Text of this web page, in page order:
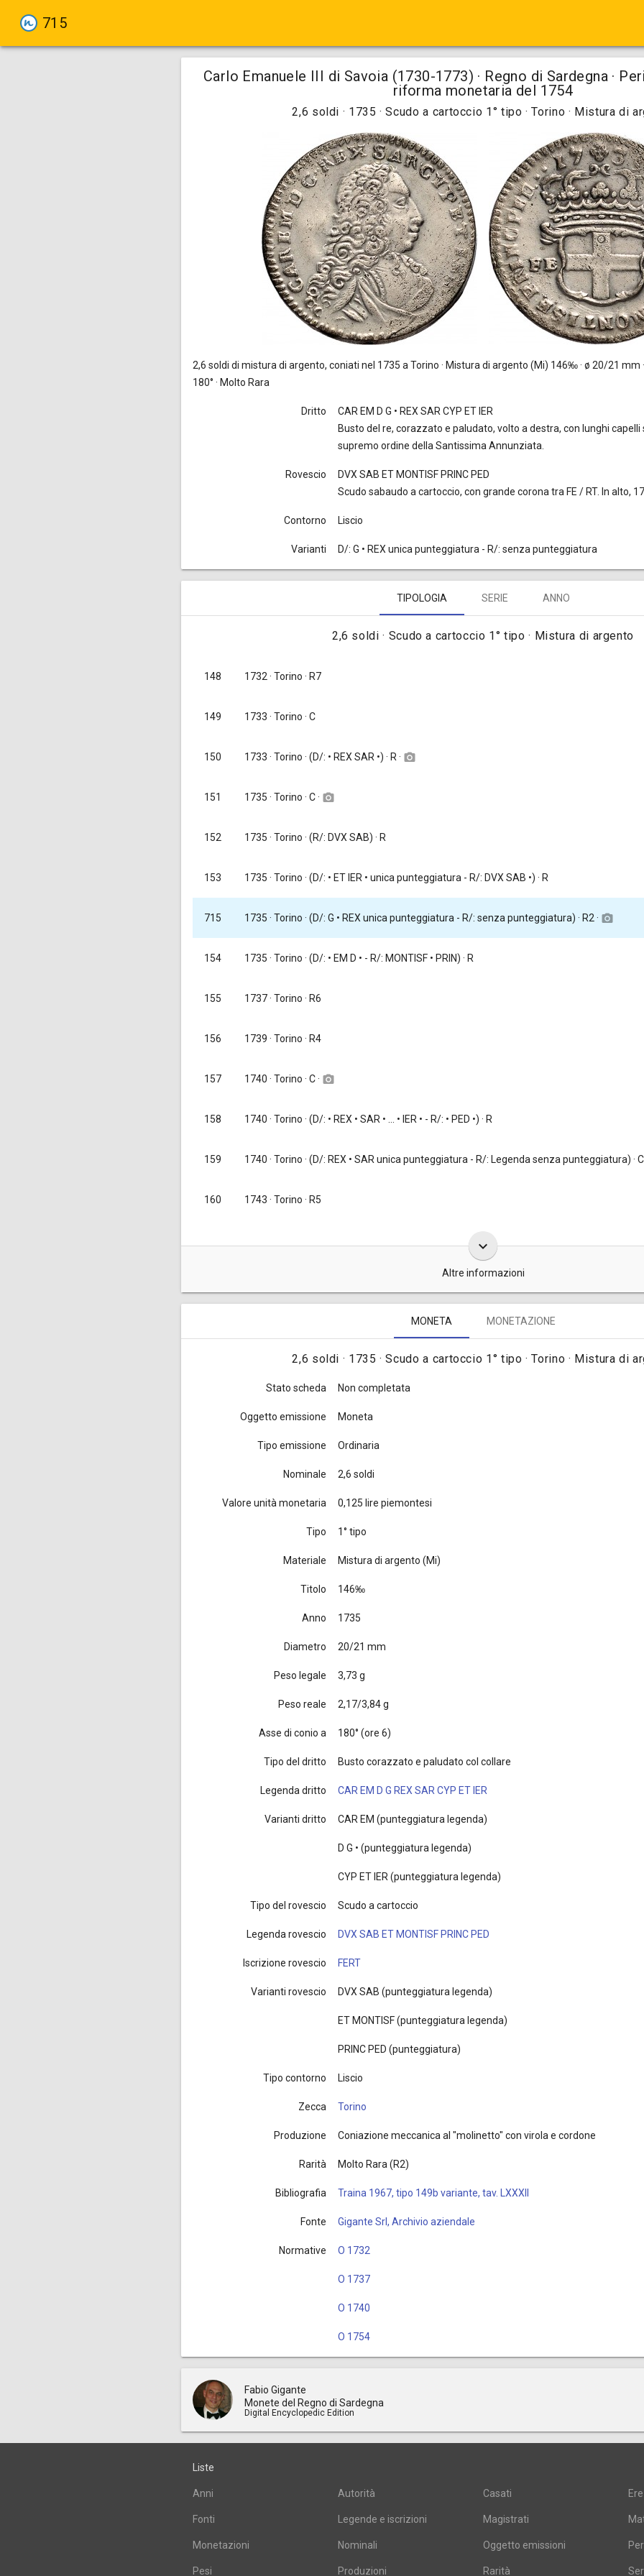
715
Carlo Emanuele III di Savoia (1730-1773) · Regno di Sardegna ·
riforma monetaria del 1754
2,6 soldi · 1735 · Scudo a cartoccio 1° tipo · Torino · Mistura di
2,6 soldi di mistura di argento, coniati nel 1735 a Torino · Mistura di argento (Mi) 146‰ · ø 20/21 mm
180° · Molto Rara
Dritto
CAR EM D G • REX SAR CYP ET IER
Busto del re, corazzato e paludato, volto a destra, con lunghi capelli
supremo ordine della Santissima Annunziata.
Rovescio
DVX SAB ET MONTISF PRINC PED
Scudo sabaudo a cartoccio, con grande corona tra FE / RT. In alto,
Contorno Liscio
Varianti D/: G • REX unica punteggiatura - R/: senza punteggiatura
TIPOLOGIA SERIE ANNO
2,6 soldi · Scudo a cartoccio 1° tipo · Mistura di argento
148 1732 · Torino · R7
149 1733 · Torino · C
150 1733 · Torino · (D/: • REX SAR •) · R · camera_alt
151 1735 · Torino · C · camera_alt
152 1735 · Torino · (R/: DVX SAB) · R
153 1735 · Torino · (D/: • ET IER • unica punteggiatura - R/: DVX SAB •) · R
715 1735 · Torino · (D/: G • REX unica punteggiatura - R/: senza punteggiatura) · R2 · camera_alt
154 1735 · Torino · (D/: • EM D • - R/: MONTISF • PRIN) · R
155 1737· Torino · R6
156 1739 · Torino · R4
157 1740 · Torino · C · camera_alt
158 1740 · Torino · (D/: • REX • SAR • ... • IER • - R/: • PED •) · R
159 1740 · Torino · (D/: REX • SAR unica punteggiatura - R/: Legenda senza punteggiatura) · C
160 1743 · Torino · R5
keyboard_arrow_down
Altre informazioni
Queste monete da 2 soldi e mezzo furono coniate, complessivamente, in 6.080.000 pezzi e
Traina 1967, tav. LXXXIII, nota dopo il n. 153
MONETA MONETAZIONE
2,6 soldi · 1735 · Scudo a cartoccio 1° tipo · Torino · Mistura di
Stato scheda Non completata
Oggetto emissione Moneta
Tipo emissione Ordinaria
Nominale 2,6 soldi
Valore unità monetaria 0,125 lire piemontesi
Tipo 1° tipo
Materiale Mistura di argento (Mi)
Titolo 146‰
Anno 1735
Diametro 20/21 mm
Peso legale 3,73 g
Peso reale 2,17/3,84 g
Asse di conio a 180° (ore 6)
Tipo del dritto Busto corazzato e paludato col collare
Legenda dritto CAR EM D G REX SAR CYP ET IER
Varianti dritto CAR EM (punteggiatura legenda)
D G • (punteggiatura legenda)
CYP ET IER (punteggiatura legenda)
Tipo del rovescio Scudo a cartoccio
Legenda rovescio DVX SAB ET MONTISF PRINC PED
Iscrizione rovescio FERT
Varianti rovescio DVX SAB (punteggiatura legenda)
ET MONTISF (punteggiatura legenda)
PRINC PED (punteggiatura)
Tipo contorno Liscio
Zecca Torino
Produzione Coniazione meccanica al "molinetto" con virola e cordone
Rarità Molto Rara (R2)
Bibliografia Traina 1967, tipo 149b variante, tav. LXXXII
Fonte Gigante Srl, Archivio aziendale
Normative O 1732
O 1737
O 1740
O 1754
Fabio Gigante
Monete del Regno di Sardegna
Digital Encyclopedic Edition
Liste
Anni Autorità Casati Ere
Fonti Legende e iscrizioni Magistrati
Monetazioni Nominali Oggetto emissioni
Pesi Produzioni Rarità